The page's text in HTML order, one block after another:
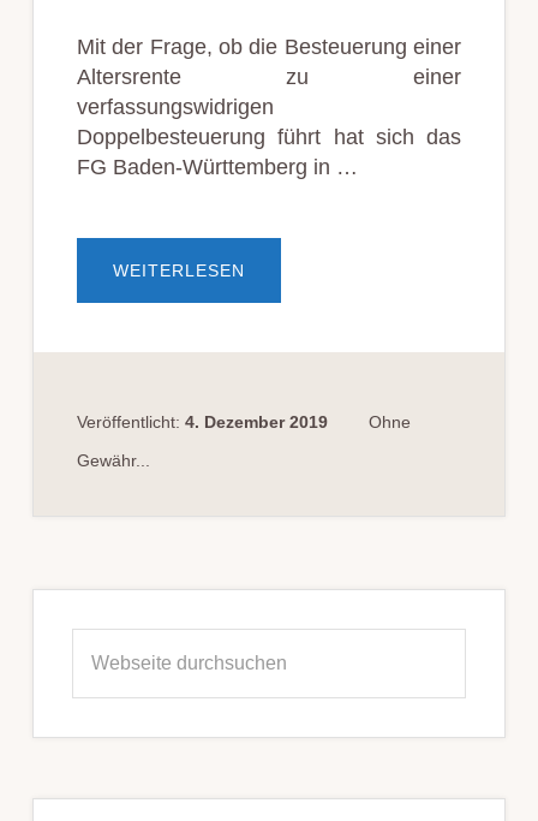
Mit der Frage, ob die Besteuerung einer
Altersrente zu einer
verfassungswidrigen
Doppelbesteuerung führt hat sich das
FG Baden-Württemberg in …
WEITERLESEN
RENTEN
UNZULÄSSIG?
Veröffentlicht: 4. Dezember 2019
Ohne
Gewähr...